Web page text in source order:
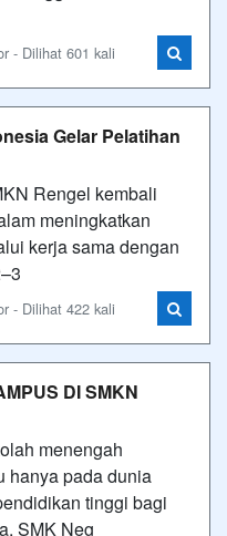
- Dilihat 601 kali
Gelar Pelatihan
Rengel kembali
meningkatkan
kerja sama dengan
- Dilihat 422 kali
DI SMKN
menengah
hanya pada dunia
tinggi bagi
SMK Neg